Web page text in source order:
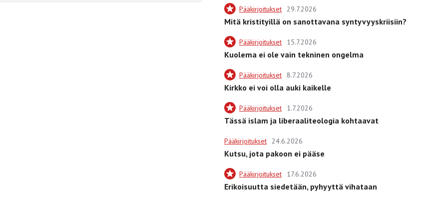
Pääkirjoitukset 29.7.2026
Mitä kristityillä on sanottavana syntyvyyskriisiin?
Pääkirjoitukset 15.7.2026
Kuolema ei ole vain tekninen ongelma
Pääkirjoitukset 8.7.2026
Kirkko ei voi olla auki kaikelle
Pääkirjoitukset 1.7.2026
Tässä islam ja liberaaliteologia kohtaavat
Pääkirjoitukset 24.6.2026
Kutsu, jota pakoon ei pääse
Pääkirjoitukset 17.6.2026
Erikoisuutta siedetään, pyhyyttä vihataan